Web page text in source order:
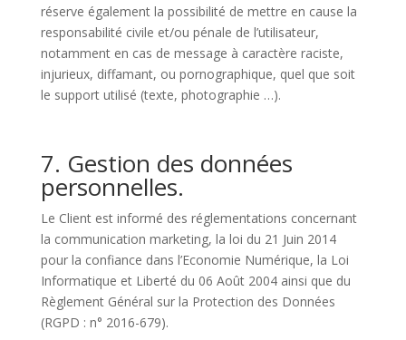
réserve également la possibilité de mettre en cause la
responsabilité civile et/ou pénale de l’utilisateur,
notamment en cas de message à caractère raciste,
injurieux, diffamant, ou pornographique, quel que soit
le support utilisé (texte, photographie …).
7. Gestion des données
personnelles.
Le Client est informé des réglementations concernant
la communication marketing, la loi du 21 Juin 2014
pour la confiance dans l’Economie Numérique, la Loi
Informatique et Liberté du 06 Août 2004 ainsi que du
Règlement Général sur la Protection des Données
(RGPD : n° 2016-679).